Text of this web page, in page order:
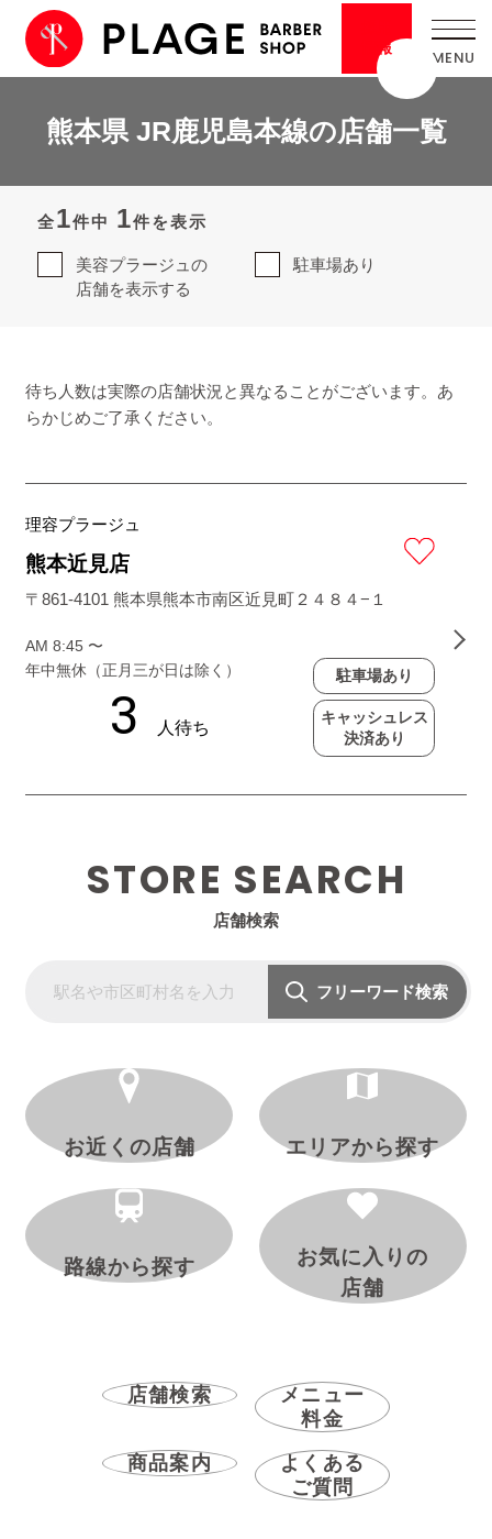
情報
熊本県 JR鹿児島本線の店舗一覧
全1件中 1件を表示
美容プラージュの
店舗を表示する
駐車場あり
待ち人数は実際の店舗状況と異なることがございます。あ
らかじめご了承ください。
理容プラージュ
熊本近見店
〒861-4101 熊本県熊本市南区近見町２４８４−１
AM 8:45 〜
年中無休（正月三が日は除く）
駐車場あり
キャッシュレス
決済あり
STORE SEARCH
店舗検索
フリーワード検索
お近くの店舗 エリアから探す
路線から探す
お気に入りの
店舗
店舗検索
メニュー
料金
商品案内
よくある
ご質問